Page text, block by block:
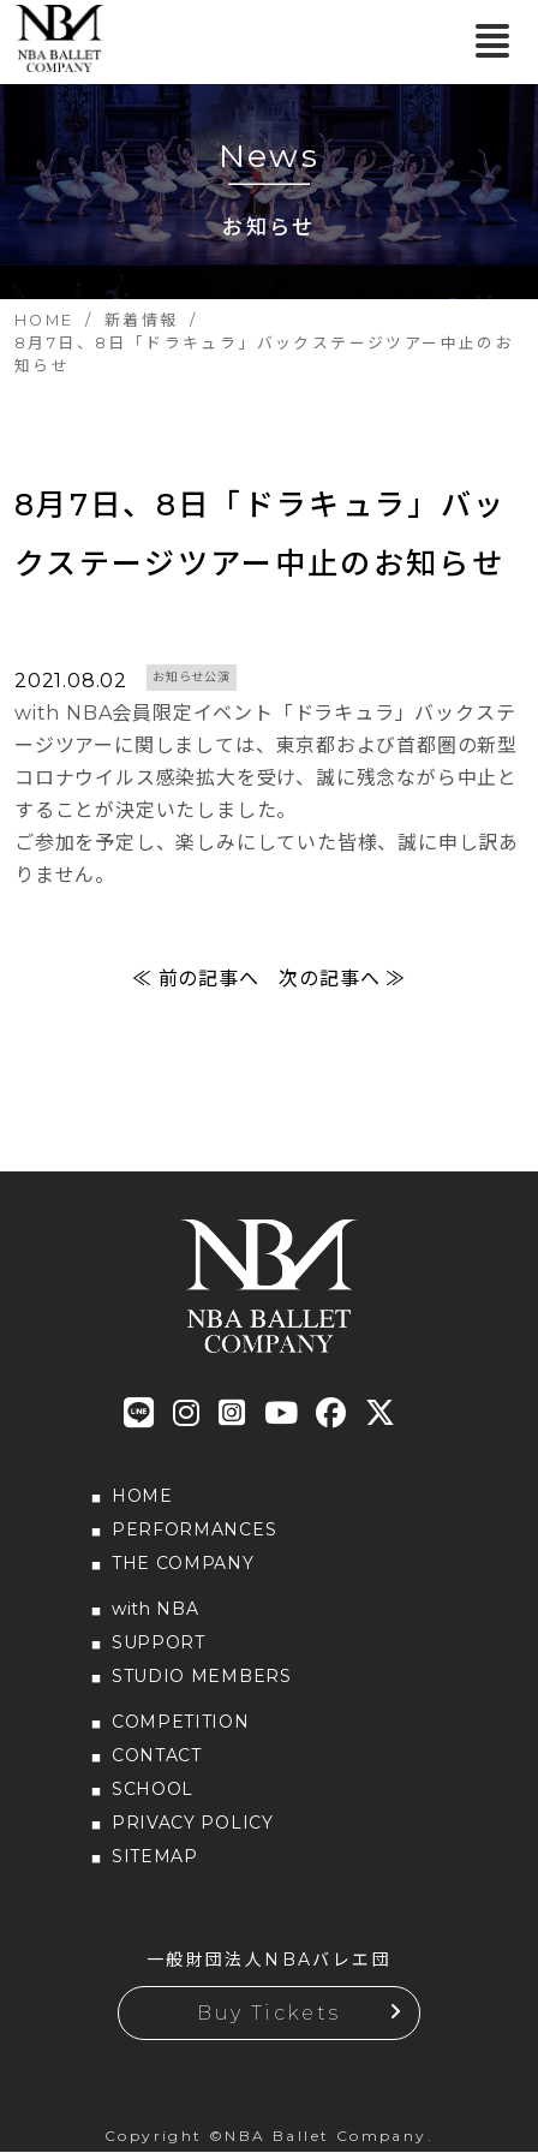
News
お知らせ
HOME
新着情報
8月7日、8日「ドラキュラ」バックステージツアー中止のお
知らせ
8月7日、8日「ドラキュラ」バッ
クステージツアー中止のお知らせ
2021.08.02 お知らせ公演
with NBA会員限定イベント「ドラキュラ」バックステ
ージツアーに関しましては、東京都および首都圏の新型
コロナウイルス感染拡大を受け、誠に残念ながら中止と
することが決定いたしました。
ご参加を予定し、楽しみにしていた皆様、誠に申し訳あ
りません。
≪ 前の記事へ 次の記事へ ≫
HOME
PERFORMANCES
THE COMPANY
with NBA
SUPPORT
STUDIO MEMBERS
COMPETITION
CONTACT
SCHOOL
PRIVACY POLICY
SITEMAP
一般財団法人NBAバレエ団
Buy Tickets
Copyright ©NBA Ballet Company.